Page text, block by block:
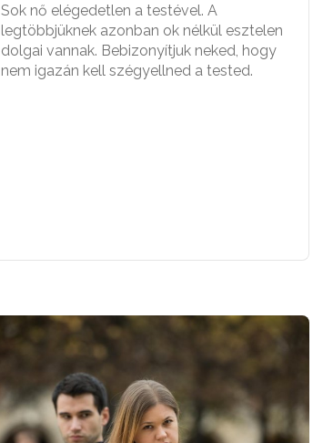
Sok nő elégedetlen a testével. A
legtöbbjüknek azonban ok nélkül esztelen
dolgai vannak. Bebizonyítjuk neked, hogy
nem igazán kell szégyellned a tested.